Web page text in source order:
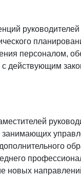
руководителей
персоналом,
действующим
занимающих
новых